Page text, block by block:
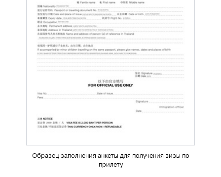
Образец заполнения анкеты для получения визы по
прилету